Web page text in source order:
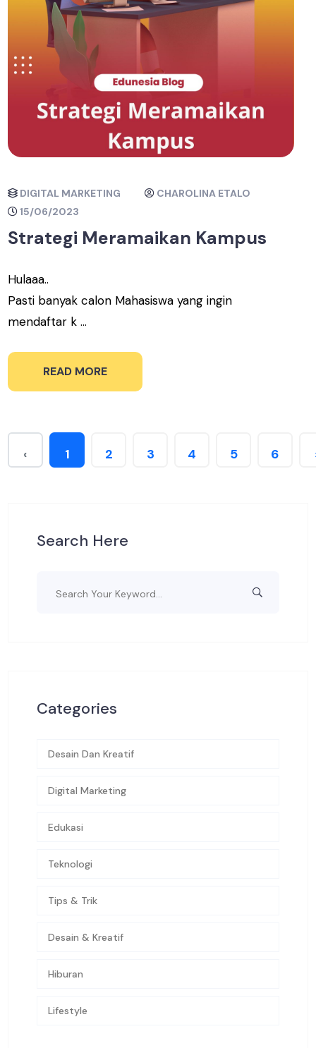
DIGITAL MARKETING
CHAROLINA ETALO
15/06/2023
Strategi Meramaikan Kampus
Hulaaa..
Pasti banyak calon Mahasiswa yang ingin
mendaftar k ...
READ MORE
‹ 1 2 3 4 5 6
Search Here
Categories
Desain Dan Kreatif
Digital Marketing
Edukasi
Teknologi
Tips & Trik
Desain & Kreatif
Hiburan
Lifestyle